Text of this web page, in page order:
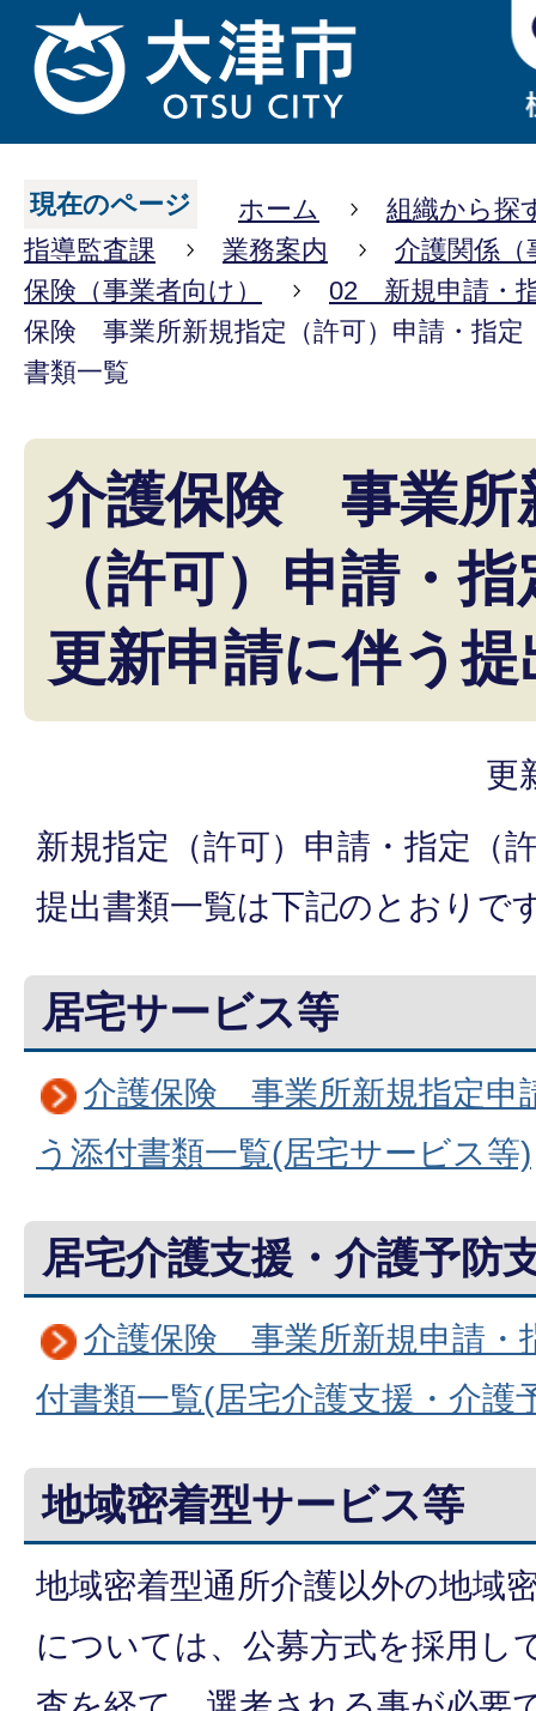
現在のページ ホーム
組織から探
指導監査課
業務案内
介護関係（
保険（事業者向け）
02 新規申請・
保険 事業所新規指定（許可）申請・指定
書類一覧
介護保険 事業所
（許可）申請・
更新申請に伴う
更
新規指定（許可）申請・指定（
提出書類一覧は下記のとおりで
居宅サービス等
介護保険 事業所新規指定申
う添付書類一覧(居宅サービス等)
居宅介護支援・介護予防
介護保険 事業所新規申請・
付書類一覧(居宅介護支援・介護
地域密着型サービス等
地域密着型通所介護以外の地域
については、公募方式を採用し